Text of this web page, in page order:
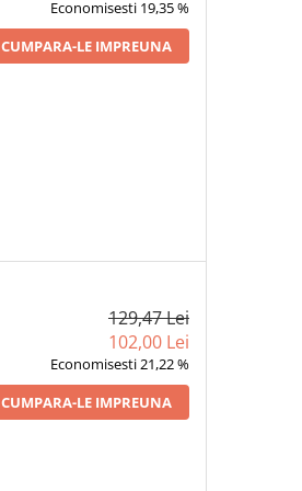
Economisesti 19,35 %
CUMPARA-LE IMPREUNA
129,47 Lei
102,00 Lei
Economisesti 21,22 %
CUMPARA-LE IMPREUNA